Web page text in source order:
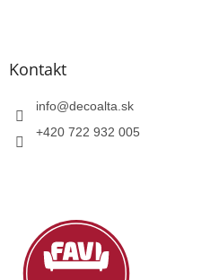
Kontakt
info@decoalta.sk
+420 722 932 005